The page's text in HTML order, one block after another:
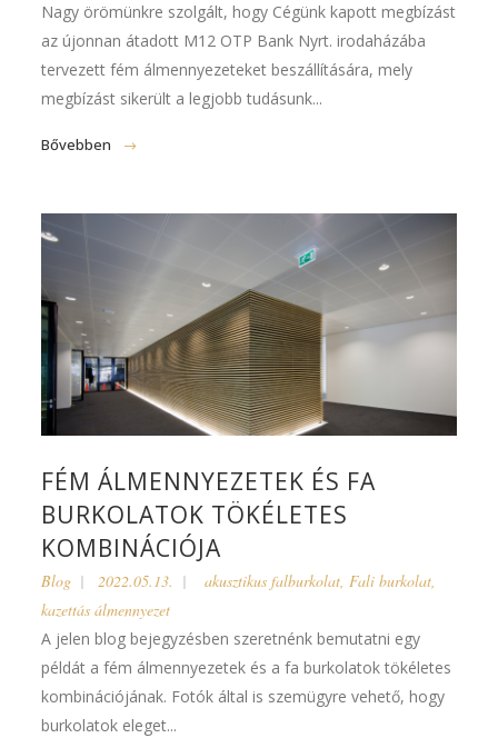
Nagy örömünkre szolgált, hogy Cégünk kapott megbízást
az újonnan átadott M12 OTP Bank Nyrt. irodaházába
tervezett fém álmennyezeteket beszállítására, mely
megbízást sikerült a legjobb tudásunk...
Bővebben
FÉM ÁLMENNYEZETEK ÉS FA
BURKOLATOK TÖKÉLETES
KOMBINÁCIÓJA
Blog 2022.05.13. akusztikus falburkolat,Fali burkolat,
kazettás álmennyezet
A jelen blog bejegyzésben szeretnénk bemutatni egy
példát a fém álmennyezetek és a fa burkolatok tökéletes
kombinációjának. Fotók által is szemügyre vehető, hogy
burkolatok eleget...